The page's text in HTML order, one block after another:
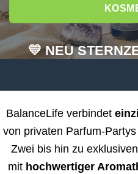
💛 NEU
BalanceLife verbindet
von privaten Parfum-
Zwei bis hin zu
mit hochwertiger